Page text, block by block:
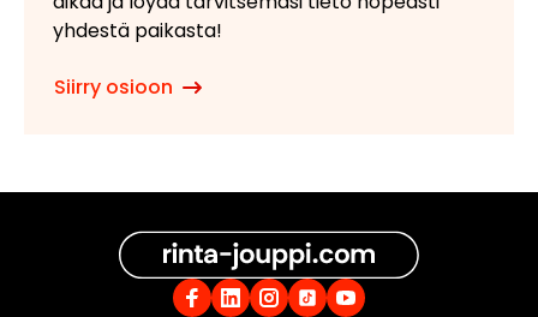
yhdestä paikasta!
Siirry osioon